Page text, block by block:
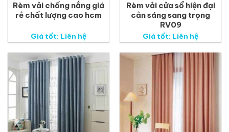
Rèm vải chống nắng giá
rẻ chất lượng cao hcm
Giá tốt: Liên hệ
Rèm vải cửa sổ hiện đại
cản sáng sang trọng
RV09
Giá tốt: Liên hệ